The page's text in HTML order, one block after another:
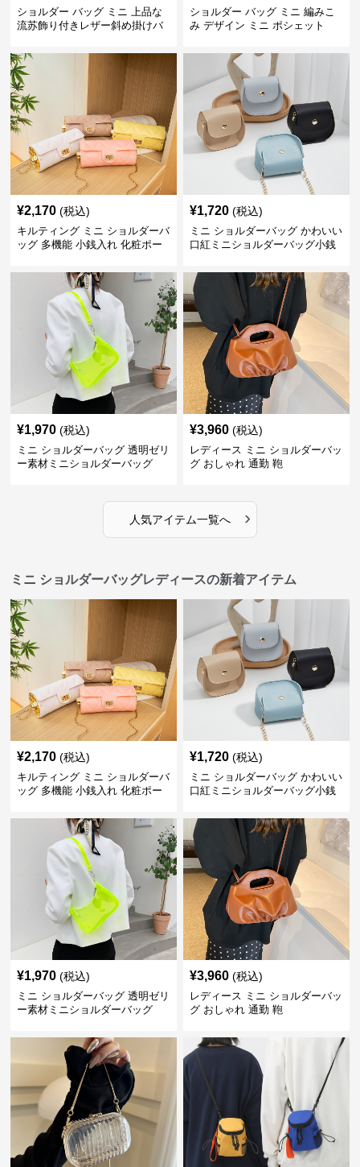
ショルダー バッグ ミニ 上品な
流苏飾り付きレザー斜め掛けバ
ショルダー バッグ ミニ 編みこ
み デザイン ミニ ポシェット
¥2,170 (税込)
キルティング ミニ ショルダーバ
ッグ 多機能 小銭入れ 化粧ポー
¥1,720 (税込)
ミニ ショルダーバッグ かわいい
口紅ミニショルダーバッグ小銭
¥1,970 (税込)
ミニ ショルダーバッグ 透明ゼリ
ー素材ミニショルダーバッグ
¥3,960 (税込)
レディース ミニ ショルダーバッ
グ おしゃれ 通勤 鞄
人気アイテム一覧へ ›
ミニ ショルダーバッグレディースの新着アイテム
¥2,170 (税込)
キルティング ミニ ショルダーバ
ッグ 多機能 小銭入れ 化粧ポー
¥1,720 (税込)
ミニ ショルダーバッグ かわいい
口紅ミニショルダーバッグ小銭
¥1,970 (税込)
ミニ ショルダーバッグ 透明ゼリ
ー素材ミニショルダーバッグ
¥3,960 (税込)
レディース ミニ ショルダーバッ
グ おしゃれ 通勤 鞄